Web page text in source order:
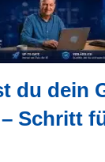
du dein
Schritt